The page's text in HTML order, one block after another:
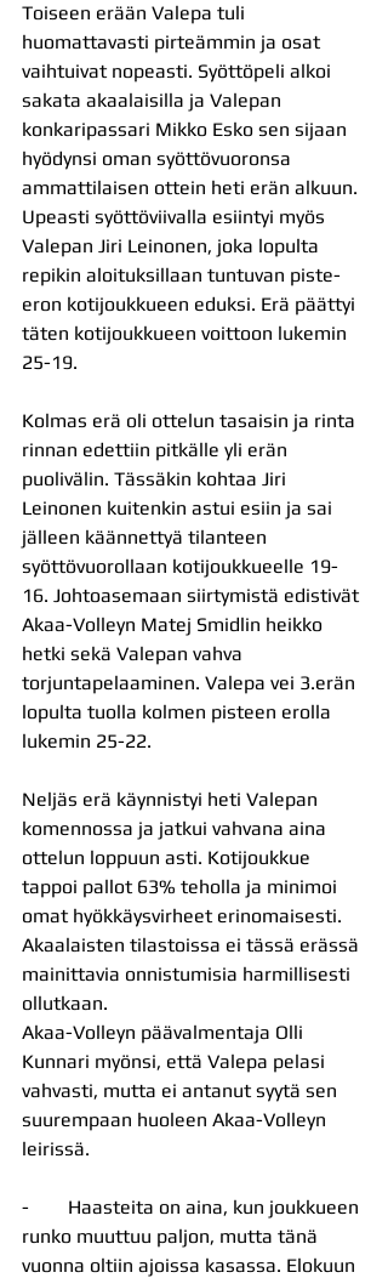
Toiseen erään Valepa tuli
huomattavasti pirteämmin ja osat
vaihtuivat nopeasti. Syöttöpeli alkoi
sakata akaalaisilla ja Valepan
konkaripassari Mikko Esko sen sijaan
hyödynsi oman syöttövuoronsa
ammattilaisen ottein heti erän alkuun.
Upeasti syöttöviivalla esiintyi myös
Valepan Jiri Leinonen, joka lopulta
repikin aloituksillaan tuntuvan piste-
eron kotijoukkueen eduksi. Erä päättyi
täten kotijoukkueen voittoon lukemin
25-19.
Kolmas erä oli ottelun tasaisin ja rinta
rinnan edettiin pitkälle yli erän
puolivälin. Tässäkin kohtaa Jiri
Leinonen kuitenkin astui esiin ja sai
jälleen käännettyä tilanteen
syöttövuorollaan kotijoukkueelle 19-
16. Johtoasemaan siirtymistä edistivät
Akaa-Volleyn Matej Smidlin heikko
hetki sekä Valepan vahva
torjuntapelaaminen. Valepa vei 3.erän
lopulta tuolla kolmen pisteen erolla
lukemin 25-22.
Neljäs erä käynnistyi heti Valepan
komennossa ja jatkui vahvana aina
ottelun loppuun asti. Kotijoukkue
tappoi pallot 63% teholla ja minimoi
omat hyökkäysvirheet erinomaisesti.
Akaalaisten tilastoissa ei tässä erässä
mainittavia onnistumisia harmillisesti
ollutkaan.
Akaa-Volleyn päävalmentaja Olli
Kunnari myönsi, että Valepa pelasi
vahvasti, mutta ei antanut syytä sen
suurempaan huoleen Akaa-Volleyn
leirissä.
-        Haasteita on aina, kun joukkueen
runko muuttuu paljon, mutta tänä
vuonna oltiin ajoissa kasassa. Elokuun